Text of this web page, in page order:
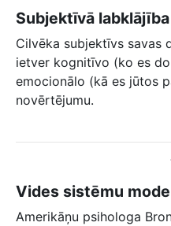
Subjektīvā labklājība
Cilvēka subjektīvs savas
ietver kognitīvo (ko es
emocionālo (kā es jūtos
novērtējumu.
Vides sistēmu
Amerikāņu psihologa